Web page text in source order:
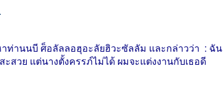
رواه أبو داود (2050) والنسائي (3227) ، وصححه الألباني .
ท่านนบี ศ็อลัลลอฮุอะลัยฮิวะซัลลัม และกล่าวว่า : ฉัน
ะสวย แต่นางตั้งครรภ์ไม่ได้ ผมจะแต่งงานกับเธอดี